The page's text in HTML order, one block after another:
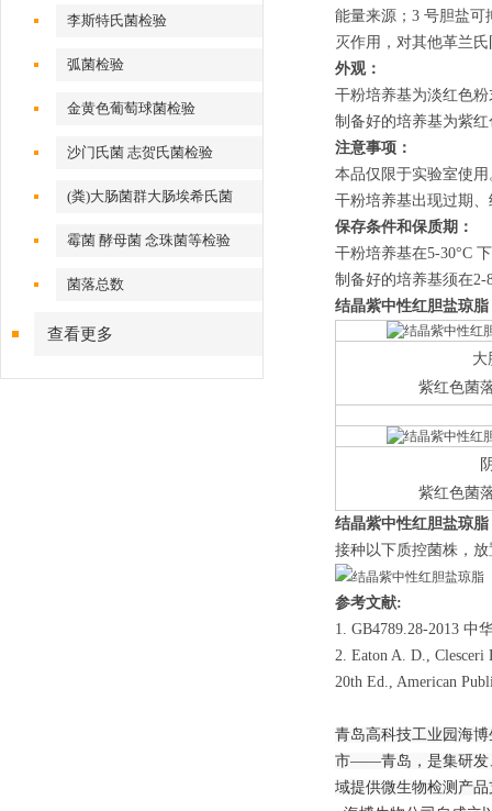
李斯特氏菌检验
弧菌检验
金黄色葡萄球菌检验
沙门氏菌 志贺氏菌检验
(粪)大肠菌群大肠埃希氏菌
霉菌 酵母菌 念珠菌等检验
菌落总数
查看更多
能量来源；3 号胆盐
灭作用，对其他革兰
外观：
干粉培养基为淡红色粉
制备好的培养基为紫
注意事项：
本品仅限于实验室使用
干粉培养基出现过期
保存条件和保质期：
干粉培养基在5-30°C
制备好的培养基须在2-
结晶紫中性红胆盐琼
大
紫红色菌
紫红色菌
结晶紫中性红胆盐琼
接种以下质控菌株，
参考文献:
1. GB4789.28-2013
2. Eaton A. D., Clesceri
20th Ed., American
青岛高科技工业园海
市——青岛，是集研发
域提供微生物检测产